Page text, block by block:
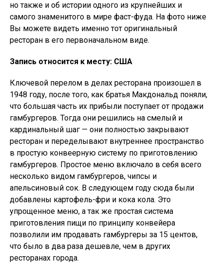
но также и об истории одного из крупнейших и
самого знаменитого в мире фаст-фуда. На фото ниже
Вы можете видеть именно тот оригинальный
ресторан в его первоначальном виде.
Запись относится к месту: США
Ключевой перелом в делах ресторана произошел в
1948 году, после того, как братья Макдональд поняли,
что большая часть их прибыли поступает от продажи
гамбургеров. Тогда они решились на смелый и
кардинальный шаг — они полностью закрывают
ресторан и переделывают внутреннее пространство
в простую конвеерную систему по приготовлению
гамбургеров. Простое меню включало в себя всего
несколько видом гамбургеров, чипсы и
апельсиновый сок. В следующем году сюда были
добавлены картофель-фри и кока кола. Это
упрощенное меню, а так же простая система
приготовления пищи по принципу конвейера
позволили им продавать гамбургеры за 15 центов,
что было в два раза дешевле, чем в других
ресторанах города.